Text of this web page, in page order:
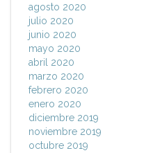
agosto 2020
julio 2020
junio 2020
mayo 2020
abril 2020
marzo 2020
febrero 2020
enero 2020
diciembre 2019
noviembre 2019
octubre 2019